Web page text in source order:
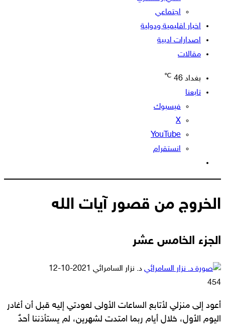
اجتماعي
اخبار اقليمية ودولية
اصدارات ادبية
مقالات
بغداد 46
℃
تابعنا
فيسبوك
‫X
‫YouTube
انستقرام
المظلم
الخروج من قصور آيات الله
الجزء الخامس عشر
د. نزار السامرائي أرسل
2021-10-12
454
أعود إلى منزلي لأتابع الساعات الأولى لعودتي إليه قبل أن أغادر
اليوم الأول، خلال أيام ربما امتدت لشهرين، لم يستأذننا أحدٌ